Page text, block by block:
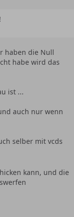
haben die Null
habe wird das
ist ...
auch nur wenn
selber mit vcds
kann, und die